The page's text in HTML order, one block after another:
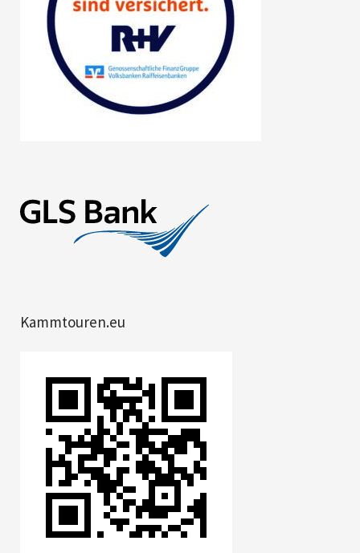
Kammtouren.eu